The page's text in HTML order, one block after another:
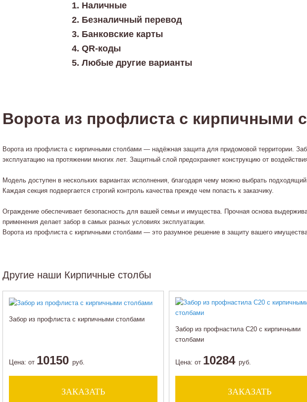
Наличные
Безналичный перевод
Банковские карты
QR-коды
Любые другие варианты
Ворота из профлиста с кирпичными
Ворота из профлиста с кирпичными столбами — надёжная защита для придомовой территории.
эксплуатацию на протяжении многих лет. Защитный слой предохраняет конструкцию от
Модель доступен в нескольких вариантах исполнения, благодаря чему можно выбрать
Каждая секция подвергается строгий контроль качества прежде чем попасть к заказчику.
Ограждение обеспечивает безопасность для вашей семьи и имущества. Прочная основа
применения делает забор в самых разных условиях эксплуатации.
Ворота из профлиста с кирпичными столбами — это разумное решение в защиту вашего
Другие наши Кирпичные столбы
Забор из профлиста с кирпичными столбами
Цена: от 10150 руб.
ЗАКАЗАТЬ
Забор из профнастила С20 с кирпичными
столбами
Цена: от 10284 руб.
ЗАКАЗАТЬ